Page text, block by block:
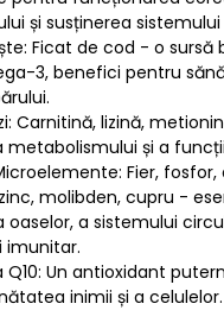
și susținerea
Ficat de cod - o sursă
3, benefici pentru
Carnitină, lizină,
metabolismului și a
Fier,
molibden, cupru -
oaselor, a sistemului
imunitar.
Q10: Un antioxidant
inimii și a celulelor.